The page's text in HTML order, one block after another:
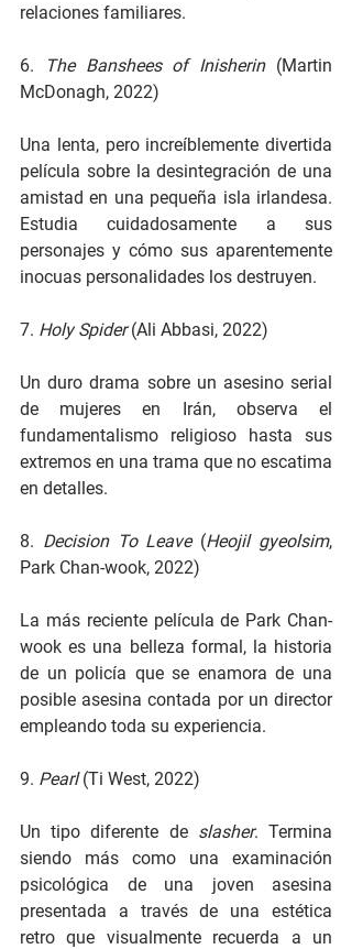
relaciones familiares.
6. The Banshees of Inisherin (Martin
McDonagh, 2022)
Una lenta, pero increíblemente divertida
película sobre la desintegración de una
amistad en una pequeña isla irlandesa.
Estudia cuidadosamente a sus
personajes y cómo sus aparentemente
inocuas personalidades los destruyen.
7. Holy Spider (Ali Abbasi, 2022)
Un duro drama sobre un asesino serial
de mujeres en Irán, observa el
fundamentalismo religioso hasta sus
extremos en una trama que no escatima
en detalles.
8. Decision To Leave (Heojil gyeolsim,
Park Chan-wook, 2022)
La más reciente película de Park Chan-
wook es una belleza formal, la historia
de un policía que se enamora de una
posible asesina contada por un director
empleando toda su experiencia.
9. Pearl (Ti West, 2022)
Un tipo diferente de slasher. Termina
siendo más como una examinación
psicológica de una joven asesina
presentada a través de una estética
retro que visualmente recuerda a un